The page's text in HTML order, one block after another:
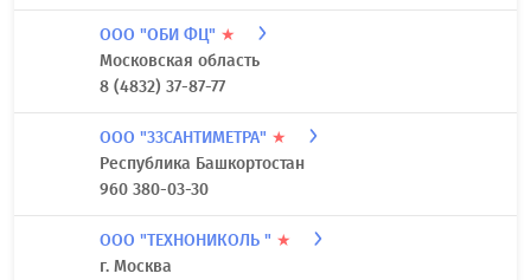
ООО "ОБИ ФЦ" ★
Московская область
8 (4832) 37-87-77
ООО "33САНТИМЕТРА" ★
Республика Башкортостан
960 380-03-30
ООО "ТЕХНОНИКОЛЬ " ★
г. Москва